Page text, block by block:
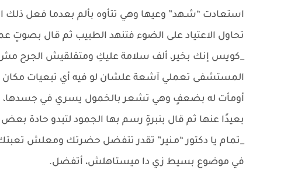
استعادت “شـهد” وعيها وهي تتأوه بألم بعدما فعل
تحاول الاعتياد على الضوء فتنهد الطبيب ثم قال بصوتٍ
_كويس إنك بخير، ألف سلامة عليكِ ومتقلقيش الجرح مش
المستشفى تعملي آشعة علشان لو فيه أي تبعيات مكان
أومأت له بضعفٍ وهي تشعر بالخمول يسري في جسدها، وقد
بعيدًا عنها ثم قال بنبرةٍ رسم بها الجمود لتبدو حادة
_تمام يا دكتور “مـنير” تقدر تتفضل حضرتك ومعلش
في موضوع بسيط زي دا ميستاهلش، أتفضل.